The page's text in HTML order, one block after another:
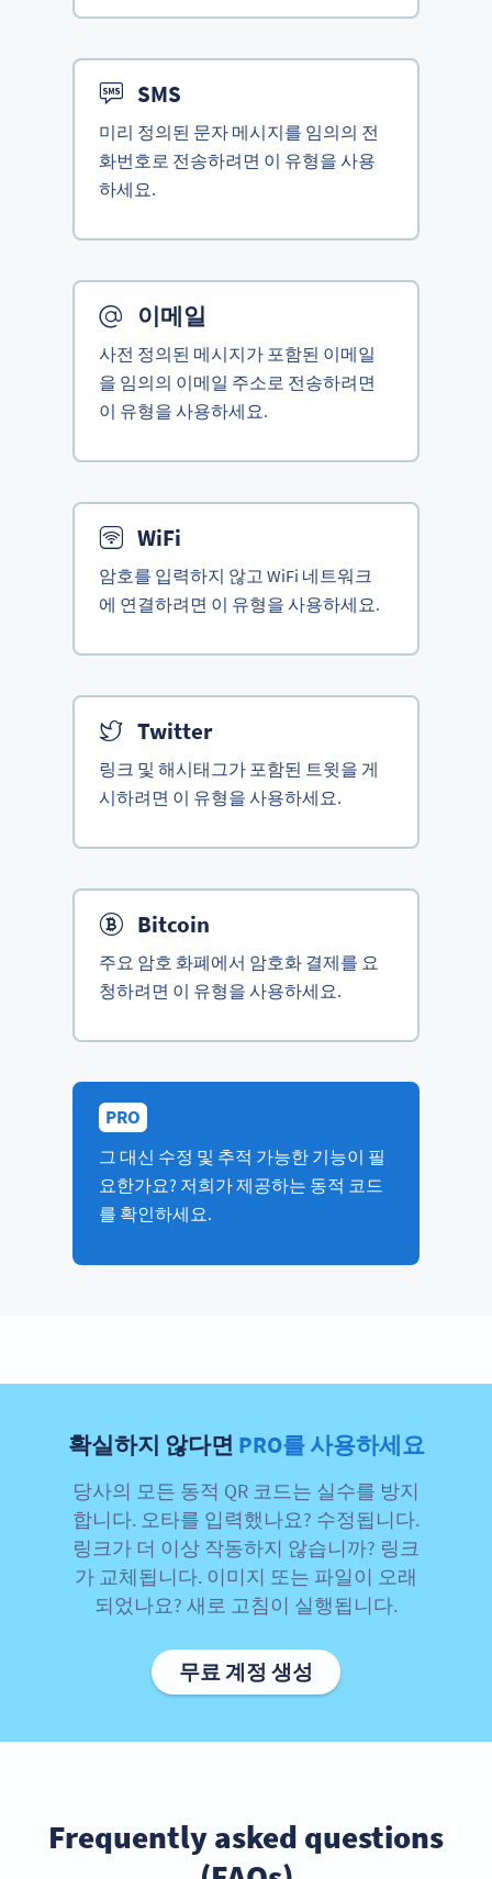
SMS
미리 정의된 문자 메시지를 임의의 전
화번호로 전송하려면 이 유형을 사용
하세요.
이메일
사전 정의된 메시지가 포함된 이메일
을 임의의 이메일 주소로 전송하려면
이 유형을 사용하세요.
WiFi
암호를 입력하지 않고 WiFi 네트워크
에 연결하려면 이 유형을 사용하세요.
Twitter
링크 및 해시태그가 포함된 트윗을 게
시하려면 이 유형을 사용하세요.
Bitcoin
주요 암호 화폐에서 암호화 결제를 요
청하려면 이 유형을 사용하세요.
PRO
그 대신 수정 및 추적 가능한 기능이 필
요한가요? 저희가 제공하는 동적 코드
를 확인하세요.
확실하지 않다면 PRO를 사용하세요
당사의 모든 동적 QR 코드는 실수를 방지
합니다. 오타를 입력했나요? 수정됩니다.
링크가 더 이상 작동하지 않습니까? 링크
가 교체됩니다. 이미지 또는 파일이 오래
되었나요? 새로 고침이 실행됩니다.
무료 계정 생성
Frequently asked questions